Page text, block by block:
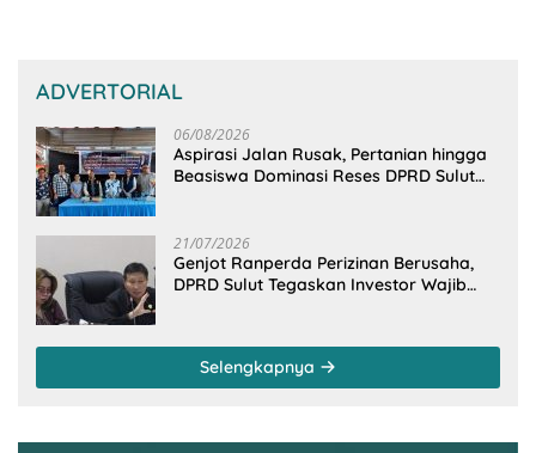
ADVERTORIAL
06/08/2026
Aspirasi Jalan Rusak, Pertanian hingga
Beasiswa Dominasi Reses DPRD Sulut
21/07/2026
Genjot Ranperda Perizinan Berusaha,
DPRD Sulut Tegaskan Investor Wajib
Selengkapnya